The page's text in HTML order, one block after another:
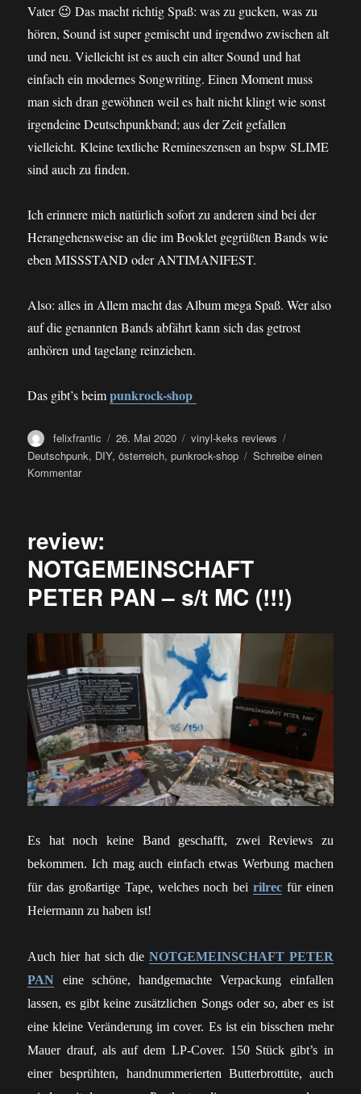
Vater 😉 Das macht richtig Spaß: was zu gucken, was zu
hören, Sound ist super gemischt und irgendwo zwischen alt
und neu. Vielleicht ist es auch ein alter Sound und hat
einfach ein modernes Songwriting. Einen Moment muss
man sich dran gewöhnen weil es halt nicht klingt wie sonst
irgendeine Deutschpunkband; aus der Zeit gefallen
vielleicht. Kleine textliche Remineszensen an bspw SLIME
sind auch zu finden.
Ich erinnere mich natürlich sofort zu anderen sind bei der
Herangehensweise an die im Booklet gegrüßten Bands wie
eben MISSSTAND oder ANTIMANIFEST.
Also: alles in Allem macht das Album mega Spaß. Wer also
auf die genannten Bands abfährt kann sich das getrost
anhören und tagelang reinziehen.
Das gibt’s beimpunkrock-shop
Autor
felixfrantic
Veröffentlicht
am
26. Mai 2020 Kategorien
vinyl-keks reviews
Deutschpunk, DIY,österreich,punkrock-shop
Schreibe einen
Kommentarzu
447
LP
review:
NOTGEMEINSCHAFT
PETER PAN – s/t MC (!!!)
Es hat noch keine Band geschafft, zwei Reviews zu
bekommen. Ich mag auch einfach etwas Werbung machen
für das großartige Tape, welches noch bei rilrecfür einen
Heiermann zu haben ist!
Auch hier hat sich die NOTGEMEINSCHAFT PETER
PAN eine schöne, handgemachte Verpackung einfallen
lassen, es gibt keine zusätzlichen Songs oder so, aber es ist
eine kleine Veränderung im cover. Es ist ein bisschen mehr
Mauer drauf, als auf dem LP-Cover. 150 Stück gibt’s in
einer besprühten, handnummerierten Butterbrottüte, auch